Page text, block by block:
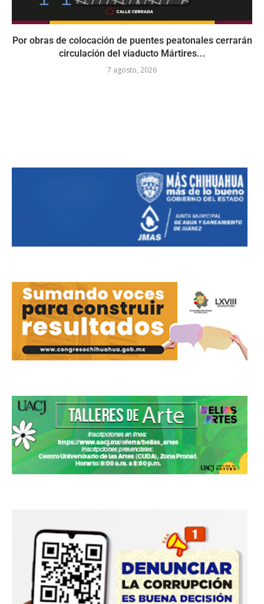
Por obras de colocación de puentes peatonales cerrarán
circulación del viaducto Mártires...
7 agosto, 2026